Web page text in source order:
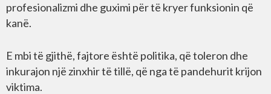
profesionalizmi dhe guximi për të kryer funksionin që
kanë.
E mbi të gjithë, fajtore është politika, që toleron dhe
inkurajon një zinxhir të tillë, që nga të pandehurit krijon
viktima.